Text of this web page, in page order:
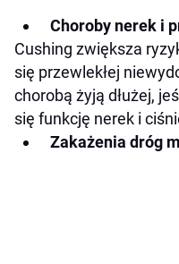
Choroby nerek i
Cushing zwiększa
się przewlekłej
chorobą żyją dłużej,
się funkcję nerek i
Zakażenia dróg